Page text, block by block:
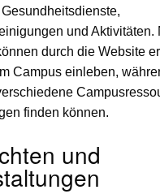
und Aktivitäten.
durch die Website
Campus einleben,
finden können.
und